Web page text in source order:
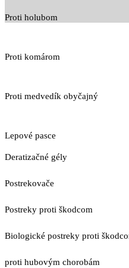
Proti holubom
Proti komárom
Proti medvedík obyčajný
Lepové pasce
Deratizačné gély
Postrekovače
Postreky proti škodcom
Biologické postreky proti
proti hubovým chorobám